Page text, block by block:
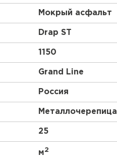
Мокрый асфальт
Drap ST
1150
Grand Line
Россия
Металлочерепица
25
м2